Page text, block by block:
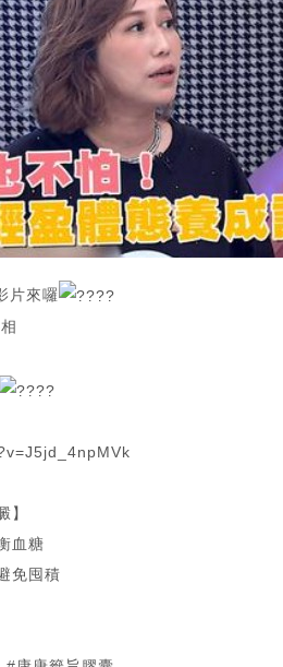
片來囉
】
血糖
免囤積